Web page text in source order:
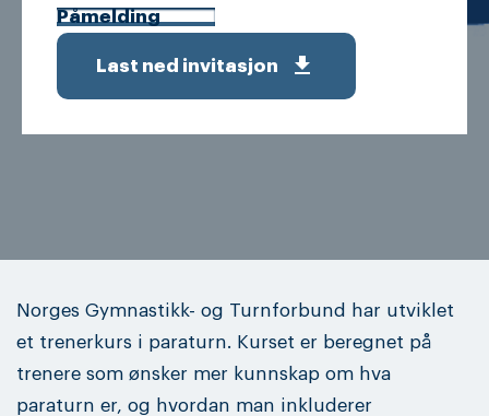
Påmelding
Last ned invitasjon get_app
Norges Gymnastikk- og Turnforbund har utviklet
et trenerkurs i paraturn. Kurset er beregnet på
trenere som ønsker mer kunnskap om hva
paraturn er, og hvordan man inkluderer